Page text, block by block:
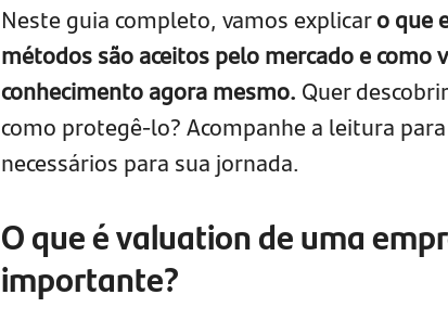
Neste guia completo, vamos explicaro que
métodos são aceitos pelo mercado e como
conhecimento agora mesmo. Quer
como protegê-lo? Acompanhe a leitura
necessários para sua jornada.
O que é valuation de uma
importante?